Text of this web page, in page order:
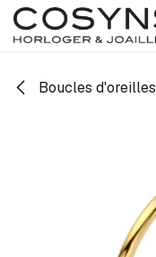
SE RENDRE AU CONTENU
Boucles d'oreilles